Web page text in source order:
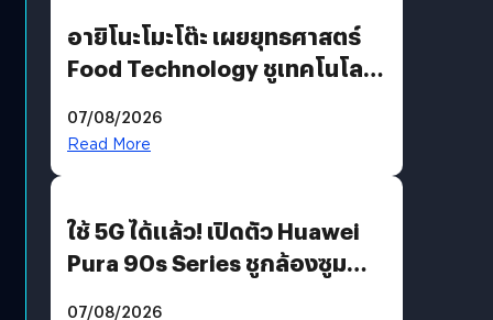
อายิโนะโมะโต๊ะ เผยยุทธศาสตร์
Food Technology ชูเทคโนโลยี
บริโภคและ B2B
07/08/2026
Read More
ใช้ 5G ได้แล้ว! เปิดตัว Huawei
Pura 90s Series ชูกล้องซูม
07/08/2026